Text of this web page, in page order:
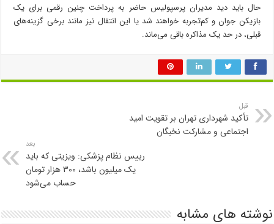
حال باید دید مدیران پرسپولیس حاضر به پرداخت چنین رقمی برای یک
بازیکن جوان و کم‌تجربه خواهند شد یا این انتقال نیز مانند برخی گزینه‌های
قبلی، در حد یک مذاکره باقی می‌ماند.
قبل
تأکید شهرداری تهران بر تقویت امید
اجتماعی و مشارکت نخبگان
بعد
رییس نظام پزشکی: ویزیتی که باید
یک میلیون باشد، ۳۰۰ هزار تومان
حساب می‌شود
نوشته های مشابه